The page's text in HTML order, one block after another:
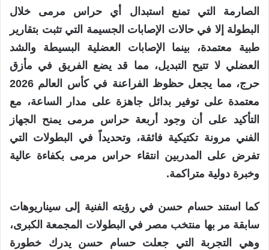
الصارمة التي تمنع استبدال أي حراس مرمى خلال
البطولة إلا في حالات الإصابات الجسيمة التي تثبت بتقارير
طبية معتمدة، بينما الإصابات العضلية البسيطة والشد
العضلي لا تتيح التبديل، مما قد يضع الفريق في مأزق
حرج، مما يجعل حظوظ الفراعنة في كأس العالم 2026
معتمدة على توفير بدائل جاهزة على مدار الساعة، مع
التأكيد على أن وجود أربعة حراس مرمى يمنح الجهاز
الفني مرونة تكتيكية فائقة، وتحديداً في البطولات التي
تفرض على المدربين انتقاء حراس مرمى بكفاءة عالية
وخبرة دولية متراكمة.
كما استند حسام حسن في رؤيته الفنية إلى سيناريوهات
سابقة مر بها منتخب مصر في البطولات المجمعة الكبرى،
وهي التجربة التي جعلت حسام حسن يدرك خطورة